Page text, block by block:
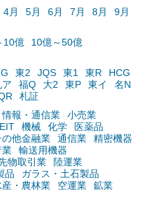
4月 5月 6月 7月 8月
9月
10億
10億～50億
東2 JQS 東1 東R
HCG
福Q 大2 東P 東イ
名N
札証
情報・通信業
小売業
機械 化学
医薬品
の他金融業 通信業
精密機器
業
輸送用機器
物取引業
陸運業
品
ガラス・土石製品
産・農林業 空運業
鉱業